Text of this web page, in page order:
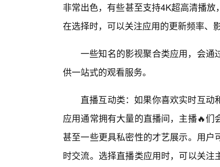
非常出色，有些甚至支持4K超高清播
在选择时，可以关注应用的更新频率、
一些知名的影视聚合类应用，会通
供一站式的观看服务。
直播互动类：如果你喜欢实时互
应用通常拥有大量的直播间，主播🔥
甚至一些更具私密性的才艺展示。用
时交流。选择直播类应用时，可以关